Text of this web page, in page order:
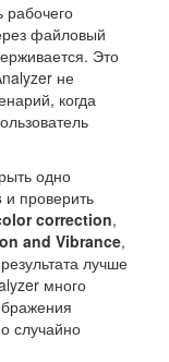
рабочего
файловый
Это
не
когда
одно
и проверить
correction,
and Vibrance,
лучше
много
случайно